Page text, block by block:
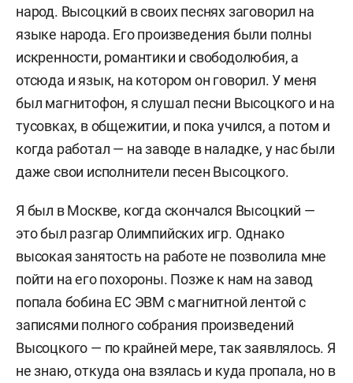
народ. Высоцкий в своих песнях заговорил на
языке народа. Его произведения были полны
искренности, романтики и свободолюбия, а
отсюда и язык, на котором он говорил. У меня
был магнитофон, я слушал песни Высоцкого и на
тусовках, в общежитии, и пока учился, а потом и
когда работал — на заводе в наладке, у нас были
даже свои исполнители песен Высоцкого.
Я был в Москве, когда скончался Высоцкий —
это был разгар Олимпийских игр. Однако
высокая занятость на работе не позволила мне
пойти на его похороны. Позже к нам на завод
попала бобина EC ЭВМ с магнитной лентой с
записями полного собрания произведений
Высоцкого — по крайней мере, так заявлялось. Я
не знаю, откуда она взялась и куда пропала, но в